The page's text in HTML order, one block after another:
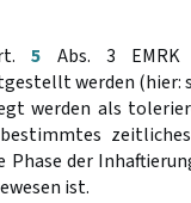
5 Abs. 3 EMRK
werden (hier:
werden als
der
ist.